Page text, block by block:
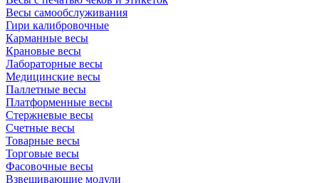
Весы самообслуживания
Гири калибровочные
Карманные весы
Крановые весы
Лабораторные весы
Медицинские весы
Паллетные весы
Платформенные весы
Стержневые весы
Счетные весы
Товарные весы
Торговые весы
Фасовочные весы
Взвешивающие модули